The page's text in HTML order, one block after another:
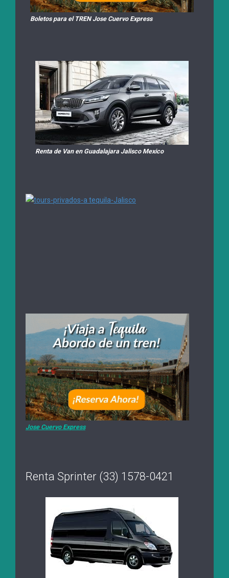
Boletos para el TREN Jose Cuervo Express
Renta de Van en Guadalajara Jalisco Mexico
Jose Cuervo Express
Renta Sprinter (33) 1578-0421